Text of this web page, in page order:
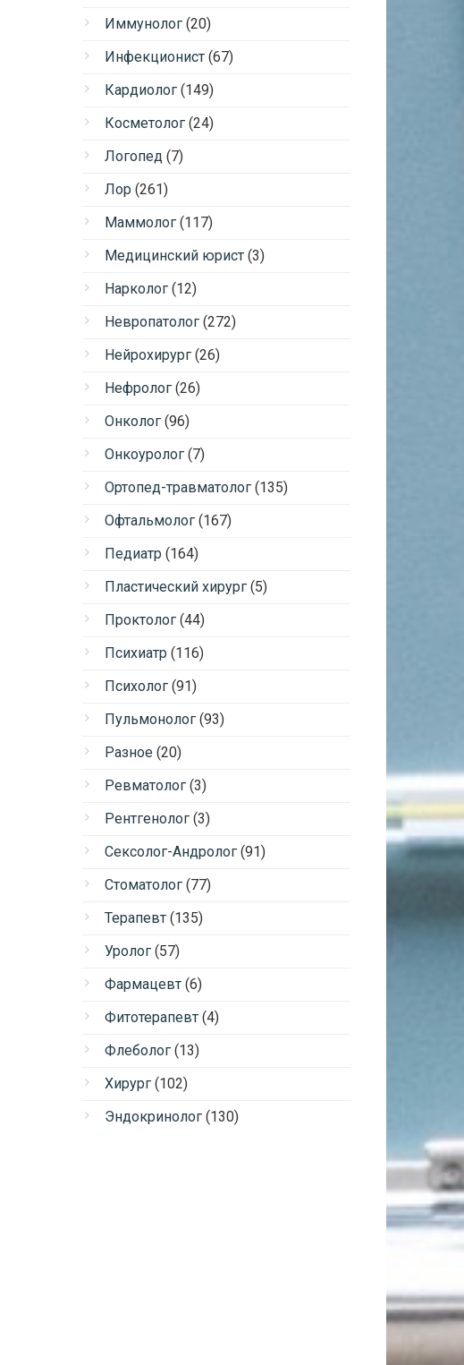
Иммунолог (20)
Инфекционист (67)
Кардиолог (149)
Косметолог (24)
Логопед (7)
Лор (261)
Маммолог (117)
Медицинский юрист (3)
Нарколог (12)
Невропатолог (272)
Нейрохирург (26)
Нефролог (26)
Онколог (96)
Онкоуролог (7)
Ортопед-травматолог (135)
Офтальмолог (167)
Педиатр (164)
Пластический хирург (5)
Проктолог (44)
Психиатр (116)
Психолог (91)
Пульмонолог (93)
Разное (20)
Ревматолог (3)
Рентгенолог (3)
Сексолог-Андролог (91)
Стоматолог (77)
Терапевт (135)
Уролог (57)
Фармацевт (6)
Фитотерапевт (4)
Флеболог (13)
Хирург (102)
Эндокринолог (130)